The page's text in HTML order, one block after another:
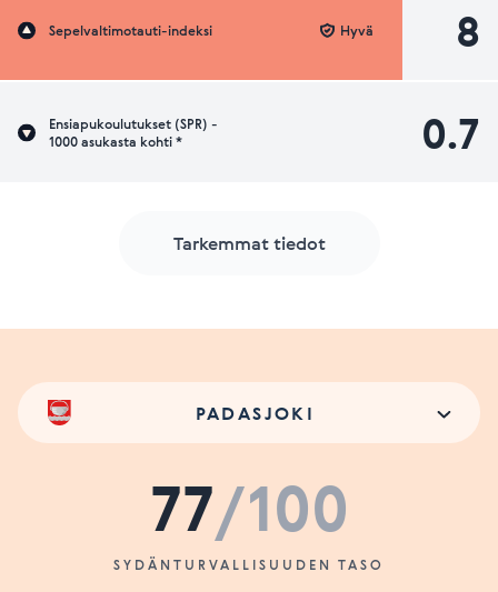
Sepelvaltimotauti-indeksi 8
Hyvä
Ensiapukoulutukset (SPR) -
1000 asukasta kohti *
0.7
Tarkemmat tiedot
PADASJOKI
77/100
SYDÄNTURVALLISUUDEN TASO